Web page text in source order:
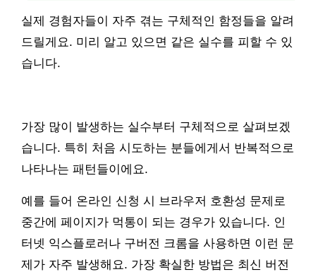
실제 경험자들이 자주 겪는 구체적인 함정들을 알려
드릴게요. 미리 알고 있으면 같은 실수를 피할 수 있
습니다.
가장 많이 발생하는 실수부터 구체적으로 살펴보겠
습니다. 특히 처음 시도하는 분들에게서 반복적으로
나타나는 패턴들이에요.
예를 들어 온라인 신청 시 브라우저 호환성 문제로
중간에 페이지가 먹통이 되는 경우가 있습니다. 인
터넷 익스플로러나 구버전 크롬을 사용하면 이런 문
제가 자주 발생해요. 가장 확실한 방법은 최신 버전